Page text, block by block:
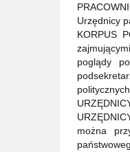
Urzędnicy
KORPUS
poglądy
politycznych
można